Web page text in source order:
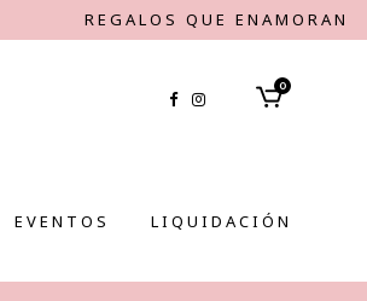
REGALOS QUE ENAMORAN
0
EVENTOS LIQUIDACIÓN